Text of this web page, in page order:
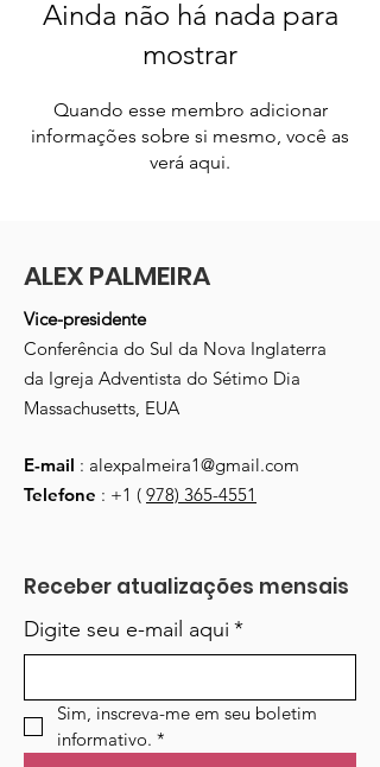
Ainda não há nada para
mostrar
Quando esse membro adicionar
informações sobre si mesmo, você as
verá aqui.
ALEX PALMEIRA
Vice-presidente
Conferência do Sul da Nova Inglaterra
da Igreja Adventista do Sétimo Dia
Massachusetts, EUA
E-mail : alexpalmeira1@gmail.com
Telefone : +1 ( 978) 365-4551
Receber atualizações mensais
Digite seu e-mail aqui *
Sim, inscreva-me em seu boletim
informativo. *